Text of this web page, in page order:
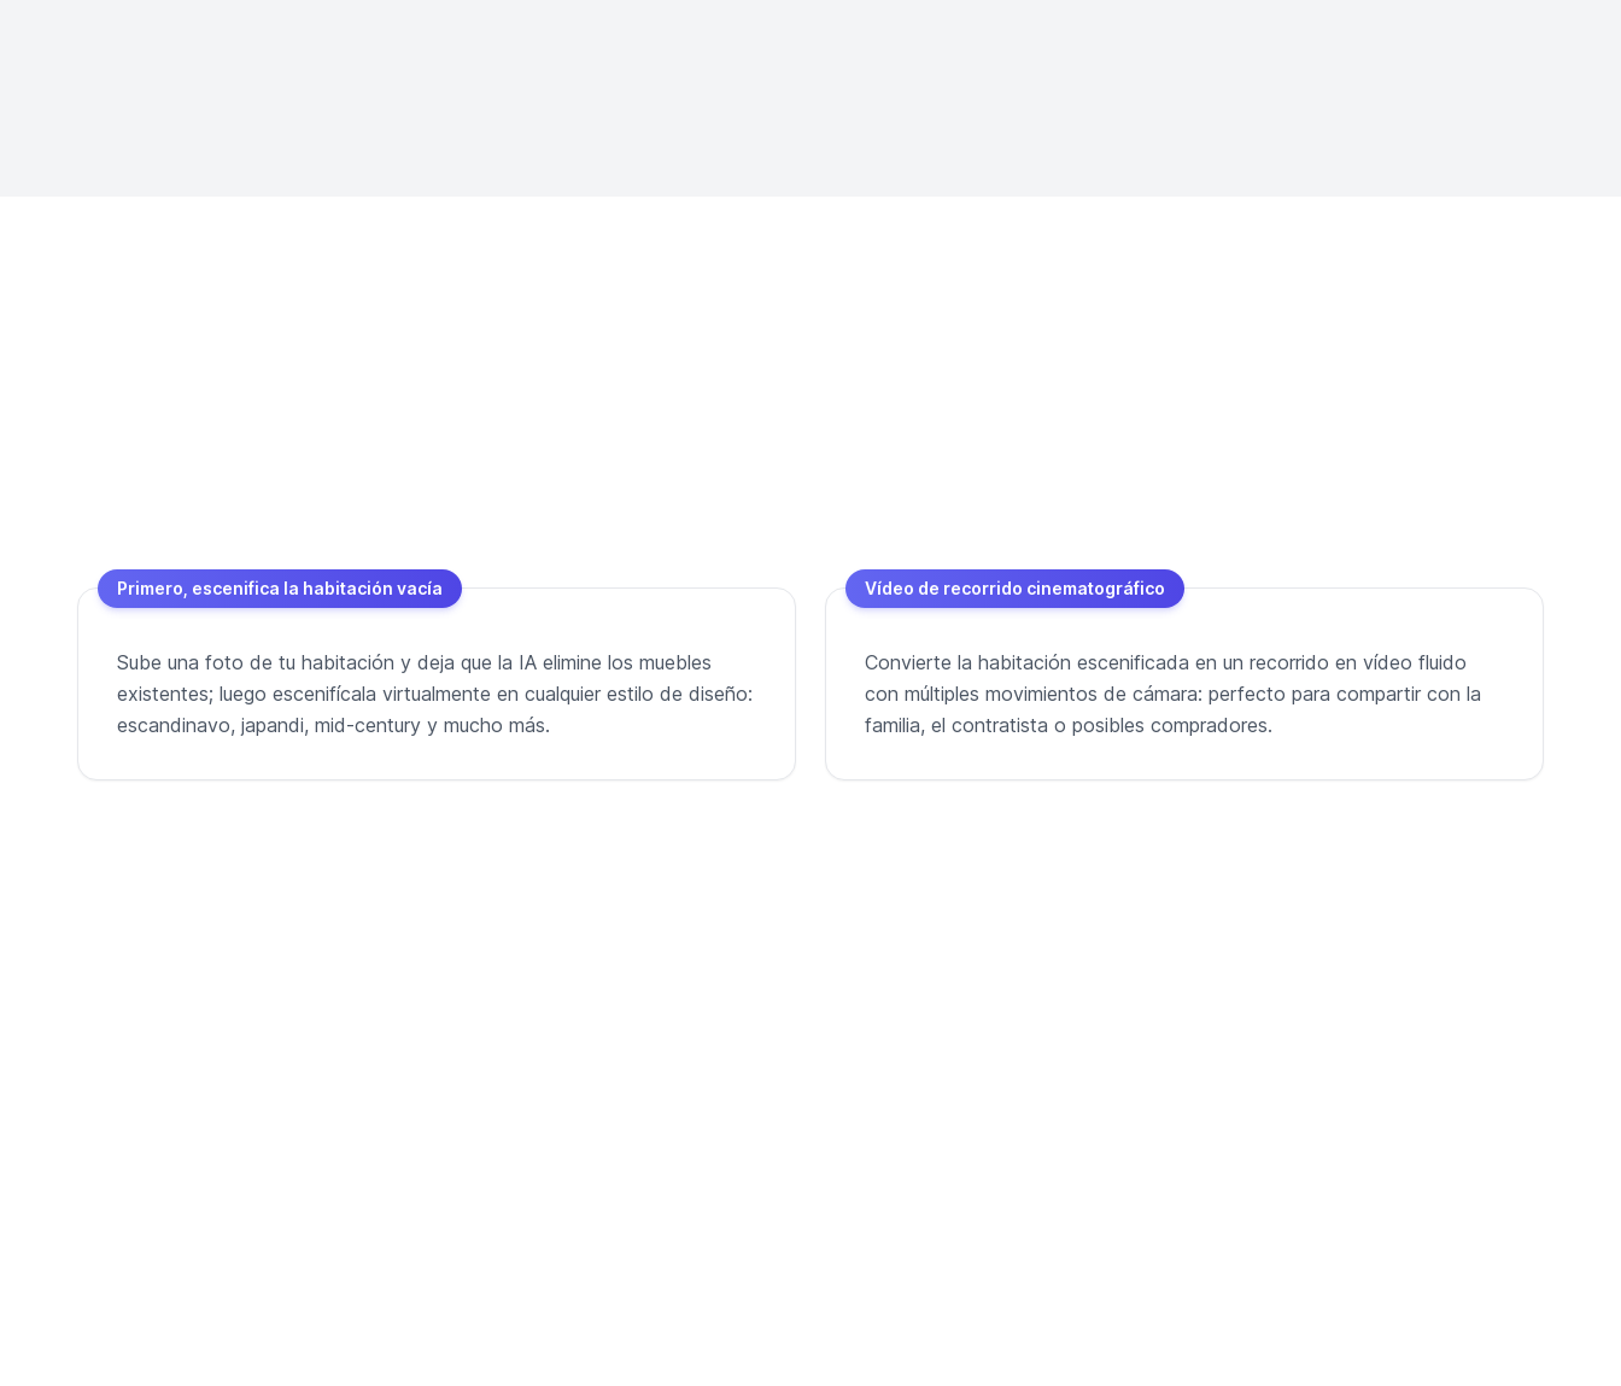
Primero, escenifica la habitación vacía
Sube una foto de tu habitación y deja que la IA elimine los muebles
existentes; luego escenifícala virtualmente en cualquier estilo de diseño:
escandinavo, japandi, mid-century y mucho más.
Vídeo de recorrido cinematográfico
Convierte la habitación escenificada en un recorrido en vídeo fluido
con múltiples movimientos de cámara: perfecto para compartir con la
familia, el contratista o posibles compradores.